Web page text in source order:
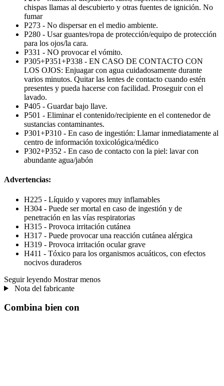
chispas llamas al descubierto y otras fuentes de ignición. No
fumar
P273 - No dispersar en el medio ambiente.
P280 - Usar guantes/ropa de protección/equipo de protección
para los ojos/la cara.
P331 - NO provocar el vómito.
P305+P351+P338 - EN CASO DE CONTACTO CON
LOS OJOS: Enjuagar con agua cuidadosamente durante
varios minutos. Quitar las lentes de contacto cuando estén
presentes y pueda hacerse con facilidad. Proseguir con el
lavado.
P405 - Guardar bajo llave.
P501 - Eliminar el contenido/recipiente en el contenedor de
sustancias contaminantes.
P301+P310 - En caso de ingestión: Llamar inmediatamente al
centro de información toxicológica/médico
P302+P352 - En caso de contacto con la piel: lavar con
abundante agua/jabón
Advertencias:
H225 - Líquido y vapores muy inflamables
H304 - Puede ser mortal en caso de ingestión y de
penetración en las vías respiratorias
H315 - Provoca irritación cutánea
H317 - Puede provocar una reacción cutánea alérgica
H319 - Provoca irritación ocular grave
H411 - Tóxico para los organismos acuáticos, con efectos
nocivos duraderos
Seguir leyendo Mostrar menos
Nota del fabricante
Combina bien con